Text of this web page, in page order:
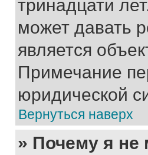
тринадцати
может давать
является
Примечание
юридической
Вернуться наверх
» Почему я не